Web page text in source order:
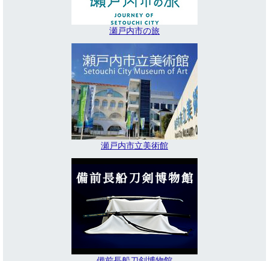
瀬戸内市の旅
瀬戸内市立美術館